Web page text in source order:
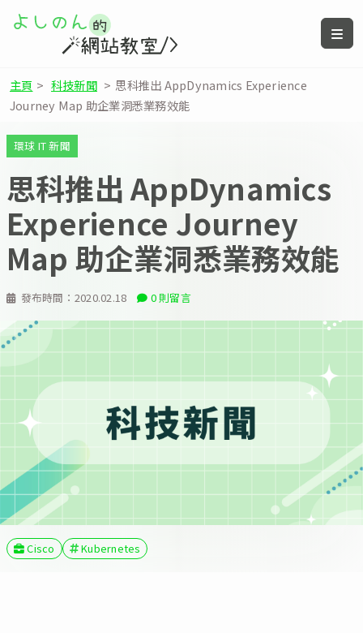
主頁 > 科技新聞 > 思科推出 AppDynamics Experience
Journey Map 助企業洞悉業務效能
發布時間： 2020.02.18 0 則留言
環球 IT 新聞
思科推出 AppDynamics
Experience Journey
Map 助企業洞悉業務效能
Cisco Kubernetes